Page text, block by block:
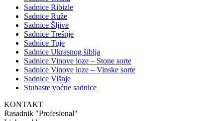
Sadnice Ribizle
Sadnice Ruže
Sadnice Šljive
Sadnice Trešnje
Sadnice Tuje
Sadnice Ukrasnog šiblja
Sadnice Vinove loze – Stone sorte
Sadnice Vinove loze – Vinske sorte
Sadnice Višnje
Stubaste voćne sadnice
KONTAKT
Rasadnik "Profesional"